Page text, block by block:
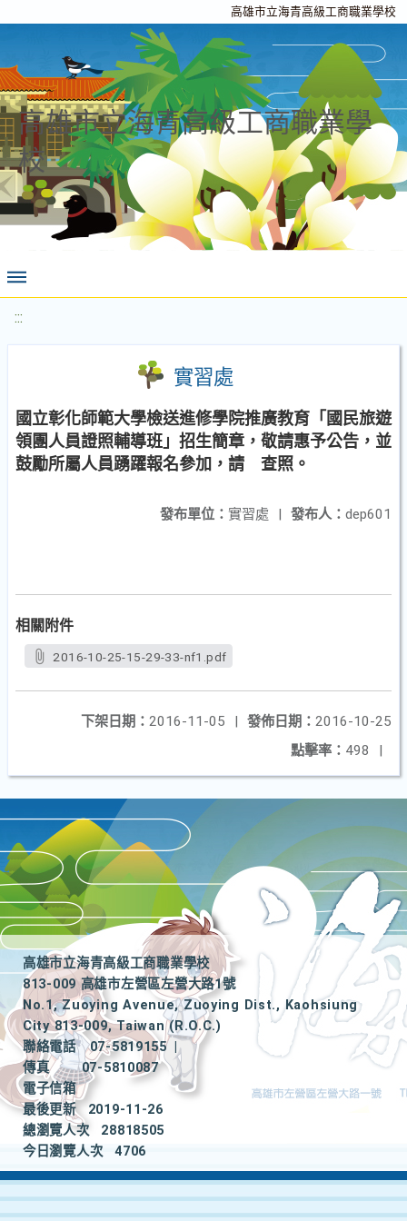
高雄市立海青高級工商職業學校
高雄市立海青高級工商職業學
校
:::
實習處
國立彰化師範大學檢送進修學院推廣教育「國民旅遊
領團人員證照輔導班」招生簡章，敬請惠予公告，並
鼓勵所屬人員踴躍報名參加，請 查照。
發布人： dep601
發布單位： 實習處 |
相關附件
2016-10-25-15-29-33-nf1.pdf
發佈日期： 2016-10-25
下架日期： 2016-11-05
|
點擊率： 498 |
高雄市立海青高級工商職業學校
813-009 高雄市左營區左營大路1號
No.1, Zuoying Avenue, Zuoying Dist., Kaohsiung
City 813-009, Taiwan (R.O.C.)
聯絡電話
07-5819155
|
傳真
07-5810087
電子信箱
最後更新
2019-11-26
總瀏覽人次
28818505
今日瀏覽人次
4706